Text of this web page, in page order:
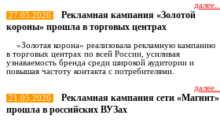
далее...
27.05.2026
Рекламная кампания «Золотой
короны» прошла в торговых центрах
«Золотая корона» реализовала рекламную кампанию
в торговых центрах по всей России, усиливая
узнаваемость бренда среди широкой аудитории и
повышая частоту контакта с потребителями.
далее...
21.05.2026
Рекламная кампания сети «Магнит»
прошла в российских ВУЗах